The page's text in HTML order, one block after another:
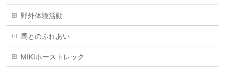
野外体験活動
馬とのふれあい
MIKIホーストレック